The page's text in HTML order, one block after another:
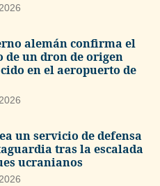
alemán confirma el
de un dron de origen
en el aeropuerto de
un servicio de defensa
tras la escalada
ucranianos